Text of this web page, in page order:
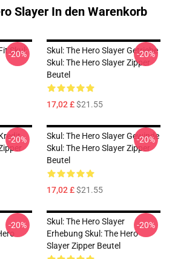
Slayer In den Warenkorb
Skul:
-20%
Skul: The Hero Slayer Getriebe
Skul: The Hero Slayer Zipper
Beutel
17,02 £$21.55
-20%
-20%
Skul: The Hero Slayer Gewinde
Skul: The Hero Slayer Zipper
Beutel
17,02 £$21.55
-20%
-20%
Skul: The Hero Slayer
Erhebung Skul: The Hero
Slayer Zipper Beutel
-20%